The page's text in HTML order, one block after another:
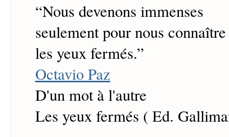
“Nous devenons immenses
seulement pour nous connaître
les yeux fermés.”
Octavio Paz
D'un mot à l'autre
Les yeux fermés ( Ed.